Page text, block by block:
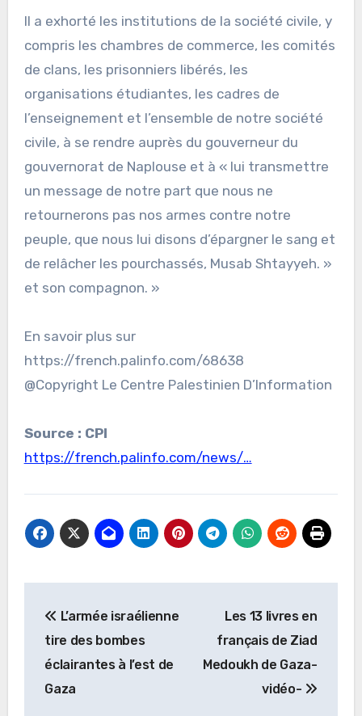
Il a exhorté les institutions de la société civile, y
compris les chambres de commerce, les comités
de clans, les prisonniers libérés, les
organisations étudiantes, les cadres de
l’enseignement et l’ensemble de notre société
civile, à se rendre auprès du gouverneur du
gouvernorat de Naplouse et à « lui transmettre
un message de notre part que nous ne
retournerons pas nos armes contre notre
peuple, que nous lui disons d’épargner le sang et
de relâcher les pourchassés, Musab Shtayyeh. »
et son compagnon. »
En savoir plus sur
https://french.palinfo.com/68638
@Copyright Le Centre Palestinien D’Information
Source : CPI
https://french.palinfo.com/news/…
de
l’article
L’armée israélienne
tire des bombes
éclairantes à l’est de
Gaza
Les 13 livres en
français de Ziad
Medoukh de Gaza-
vidéo-